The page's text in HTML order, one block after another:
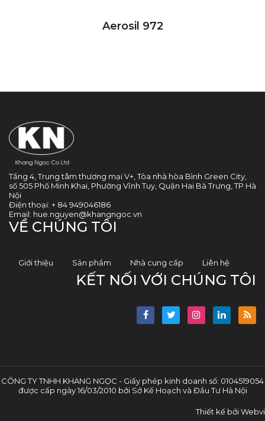
Aerosil 972
Tầng 4, Trung tâm thương mại V+, Tòa nhà hòa Bình Green City,
số 505 Phố Minh Khai, Phường Vĩnh Tuy, Quận Hai Bà Trưng, TP Hà
Nội
Điện thoại: + 84 949046186
Email: hue.nguyen@khangngoc.vn
VỀ CHÚNG TÔI
Giới thiệu Sản phẩm Nhà cung cấp Liên hệ
KẾT NỐI VỚI CHÚNG TÔI
CÔNG TY TNHH KHANG NGỌC - Giấy phép kinh doanh số: 0104519054
được cấp ngày 16/03/2010 bởi Sở Kế Hoạch và Đầu Tư Hà Nội
Thiết kế bởiWebvi